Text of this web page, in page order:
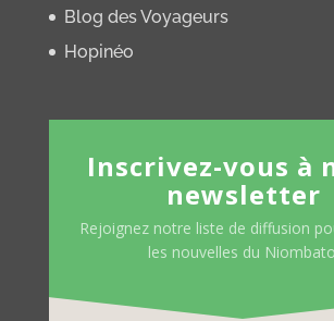
Blog des Voyageurs
Hopinéo
Inscrivez-vous à
newsletter
Rejoignez notre liste de diffusion
les nouvelles du